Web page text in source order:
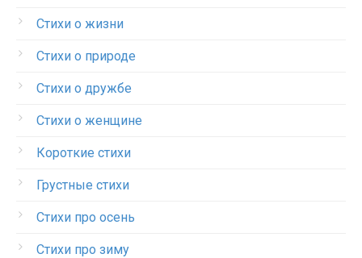
Стихи о жизни
Стихи о природе
Стихи о дружбе
Стихи о женщине
Короткие стихи
Грустные стихи
Стихи про осень
Стихи про зиму